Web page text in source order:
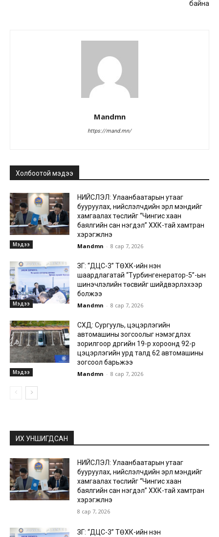
байна
Mandmn
https://mand.mn/
Холбоотой мэдээ
Мэдээ
НИЙСЛЭЛ: Улаанбаатарын утааг
бууруулах, нийслэлчүүдийн эрүүл мэндийг
хамгаалах төслийг “Чингис хаан
баялгийн сан нэгдэл” ХХК-тай хамтран
хэрэгжүүлнэ
Mandmn - 8 сар 7, 2026
Мэдээ
ЗГ: “ДЦС-3” ТӨХК-ийн нэн
шаардлагатай “Турбингенератор-5”-ын
шинэчлэлийн төсвийг шийдвэрлэхээр
болжээ
Mandmn - 8 сар 7, 2026
Мэдээ
СХД: Сургууль, цэцэрлэгийн
автомашины зогсоолыг нэмэгдүүлэх
зорилгоор дүүргийн 19-р хороонд 92-р
цэцэрлэгийн урд талд 62 автомашины
зогсоол барьжээ
Mandmn - 8 сар 7, 2026
ИХ УНШИГДСАН
НИЙСЛЭЛ: Улаанбаатарын утааг
бууруулах, нийслэлчүүдийн эрүүл мэндийг
хамгаалах төслийг “Чингис хаан
баялгийн сан нэгдэл” ХХК-тай хамтран
хэрэгжүүлнэ
8 сар 7, 2026
ЗГ: “ДЦС-3” ТӨХК-ийн нэн